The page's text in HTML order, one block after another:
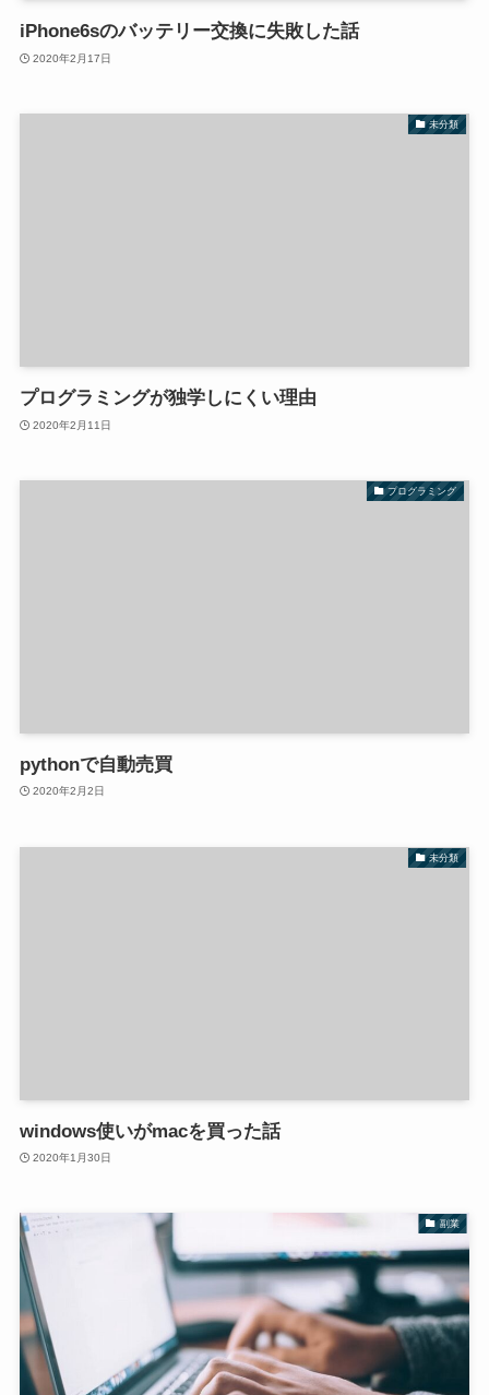
iPhone6sのバッテリー交換に失敗した話
2020年2月17日
未分類
プログラミングが独学しにくい理由
2020年2月11日
プログラミング
pythonで自動売買
2020年2月2日
未分類
windows使いがmacを買った話
2020年1月30日
副業